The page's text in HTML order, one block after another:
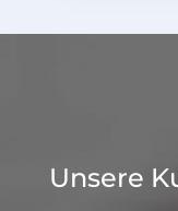
Unsere